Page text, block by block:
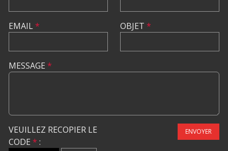
EMAIL* OBJET *
MESSAGE *
VEUILLEZ RECOPIER LE
CODE * :
ENVOYER